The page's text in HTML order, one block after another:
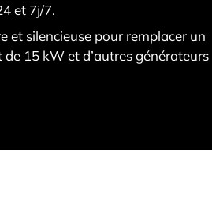
et 7j/7.
et silencieuse pour remplacer un
15 kW et d’autres générateurs